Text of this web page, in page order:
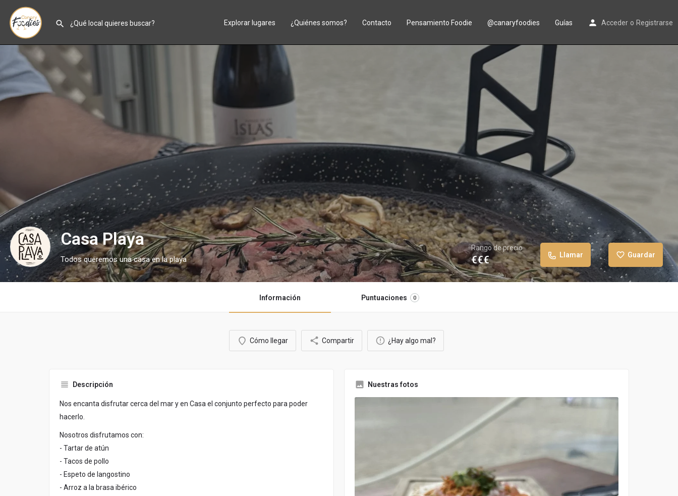
Explorar lugares ¿Quiénes somos? Contacto Pensamiento Foodie @canaryfoodies Guías Acceder o Registrarse
Casa Playa
Todos queremos una casa en la playa
Rango de precio
€€€ Llamar Guardar
Información Puntuaciones 0
Cómo llegar Compartir ¿Hay algo mal?
Descripción
Nos encanta disfrutar cerca del mar y en Casa el conjunto perfecto para poder
hacerlo.
Nosotros disfrutamos con:
- Tartar de atún
- Tacos de pollo
- Espeto de langostino
- Arroz a la brasa ibérico
Nuestras fotos